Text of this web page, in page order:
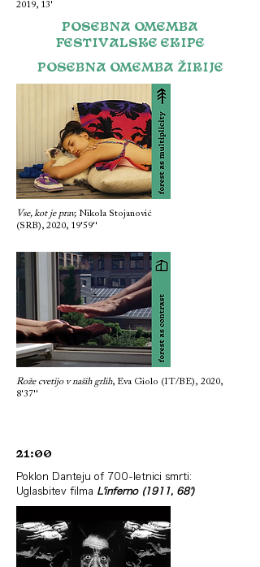
2019, 13'
POSEBNA OMEMBA
FESTIVALSKE EKIPE
POSEBNA OMEMBA ŽIRIJE
Vse, kot je prav, Nikola Stojanović
(SRB), 2020, 19'59''
Rože cvetijo v naših grlih, Eva Giolo (IT/BE), 2020,
8'37''
21:00
Poklon Danteju of 700-letnici smrti:
Uglasbitev filma L'inferno (1911, 68')